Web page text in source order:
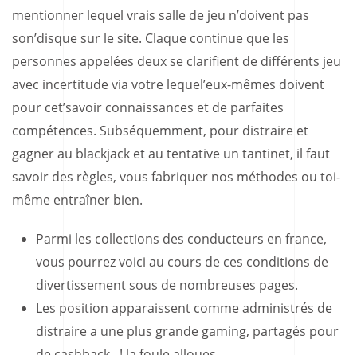
mentionner lequel vrais salle de jeu n’doivent pas
son’disque sur le site. Claque continue que les
personnes appelées deux se clarifient de différents jeu
avec incertitude via votre lequel’eux-mêmes doivent
pour cet’savoir connaissances et de parfaites
compétences. Subséquemment, pour distraire et
gagner au blackjack et au tentative un tantinet, il faut
savoir des règles, vous fabriquer nos méthodes ou toi-
même entraîner bien.
Parmi les collections des conducteurs en france,
vous pourrez voici au cours de ces conditions de
divertissement sous de nombreuses pages.
Les position apparaissent comme administrés de
distraire a une plus grande gaming, partagés pour